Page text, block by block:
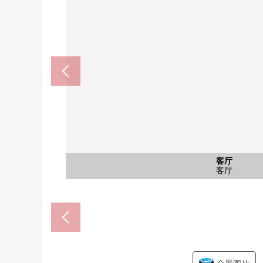
客厅
客厅
客厅
客厅
厨房
厨房
公共汽车
整体卫浴
洗脸
洗脸
厕所
厕所
日式房间
6.0张塌塌米日式房间
西式房间
5.0张塌塌米西式房间
门口
门口
院子
院子
风景
风景
外观
外观
千叶大宫邮局(约
千叶市立大宫小学(约
步行9分钟